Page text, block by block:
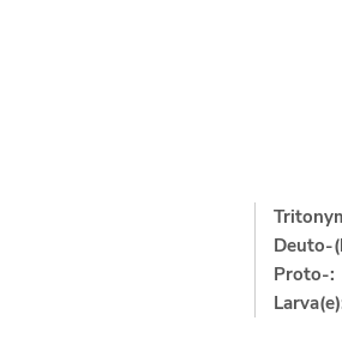
Deuto-
Proto-: